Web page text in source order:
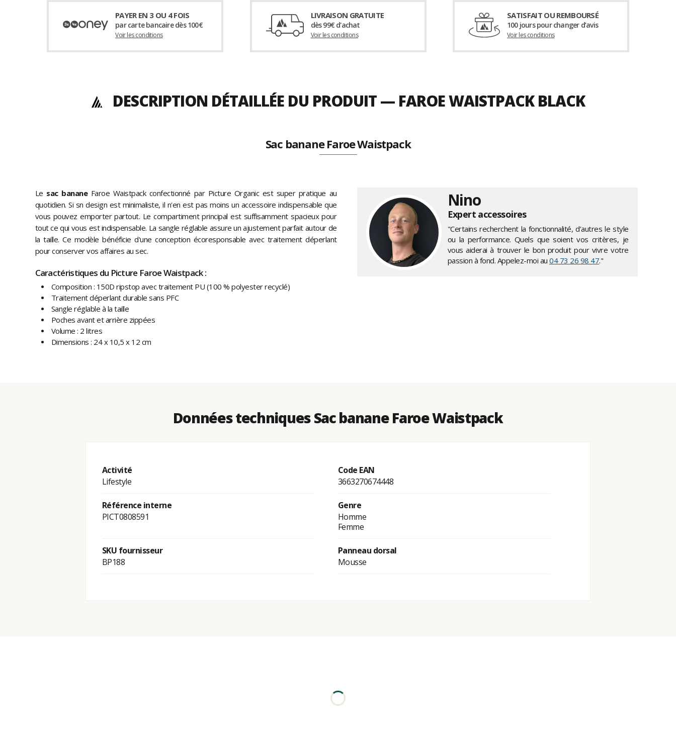
PAYER EN 3 OU 4 FOIS
par carte bancaire dès 100€
Voir les conditions
LIVRAISON GRATUITE
dès 99€ d'achat
Voir les conditions
SATISFAIT OU REMBOURSÉ
100 jours pour changer d’avis
Voir les conditions
DESCRIPTION DÉTAILLÉE DU PRODUIT — FAROE WAISTPACK BLACK
Sac banane Faroe Waistpack
Le sac bananeFaroe Waistpack confectionné par Picture Organic est super pratique au
quotidien. Si sn design est minimaliste, il n'en est pas moins un accessoire indispensable que
vous pouvez emporter partout. Le compartiment principal est suffisamment spacieux pour
tout ce qui vous est indispensable. La sangle réglable assure un ajustement parfait autour de
la taille. Ce modèle bénéficie d'une conception écoresponsable avec traitement déperlant
pour conserver vos affaires au sec.
Caractéristiques du Picture Faroe Waistpack :
Composition : 150D ripstop avec traitement PU (100 % polyester recyclé)
Traitement déperlant durable sans PFC
Sangle réglable à la taille
Poches avant et arrière zippées
Volume : 2 litres
Dimensions : 24 x 10,5 x 12 cm
Nino
Expert accessoires
"Certains recherchent la fonctionnalité, d’autres le style
ou la performance. Quels que soient vos critères, je
vous aiderai à trouver le bon produit pour vivre votre
passion à fond. Appelez-moi au 04 73 26 98 47."
Données techniques Sac banane Faroe Waistpack
Activité
Lifestyle
Code EAN
3663270674448
Référence interne
PICT0808591
Genre
Homme
Femme
SKU fournisseur
BP188
Panneau dorsal
Mousse